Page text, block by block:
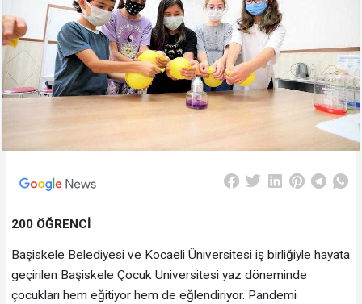
200 ÖĞRENCİ
Başiskele Belediyesi ve Kocaeli Üniversitesi iş birliğiyle hayata
geçirilen Başiskele Çocuk Üniversitesi yaz döneminde
çocukları hem eğitiyor hem de eğlendiriyor. Pandemi